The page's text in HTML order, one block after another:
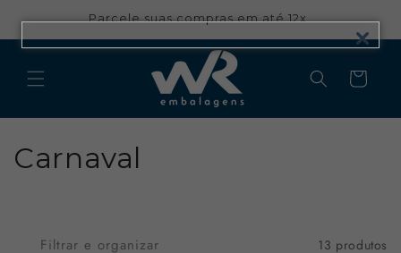
para o
conteúdo
Parcele suas compras em até 12x
Carrinho
C
Carnaval
Filtrar e organizar 13 produtos